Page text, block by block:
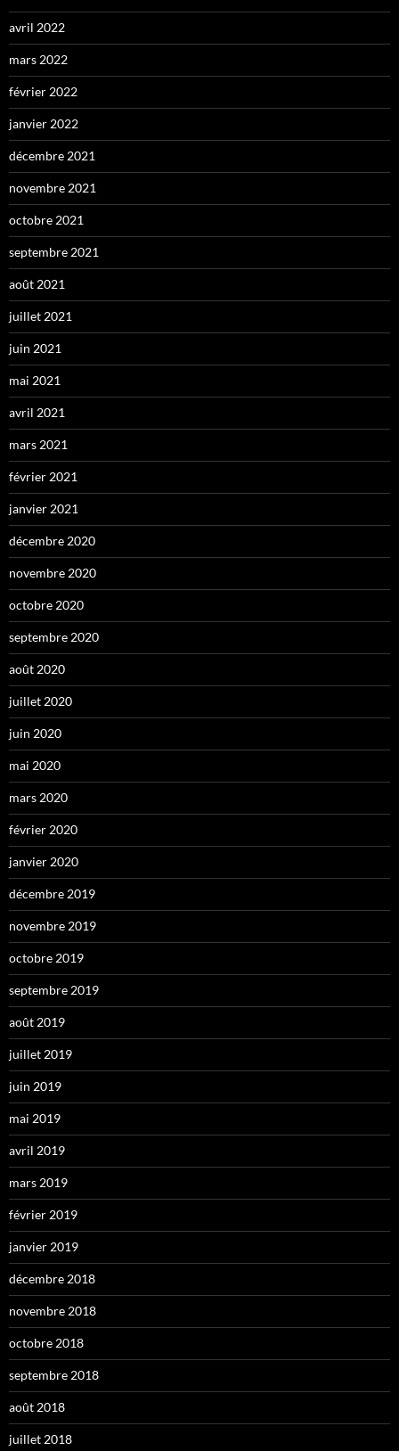
avril 2022
mars 2022
février 2022
janvier 2022
décembre 2021
novembre 2021
octobre 2021
septembre 2021
août 2021
juillet 2021
juin 2021
mai 2021
avril 2021
mars 2021
février 2021
janvier 2021
décembre 2020
novembre 2020
octobre 2020
septembre 2020
août 2020
juillet 2020
juin 2020
mai 2020
mars 2020
février 2020
janvier 2020
décembre 2019
novembre 2019
octobre 2019
septembre 2019
août 2019
juillet 2019
juin 2019
mai 2019
avril 2019
mars 2019
février 2019
janvier 2019
décembre 2018
novembre 2018
octobre 2018
septembre 2018
août 2018
juillet 2018